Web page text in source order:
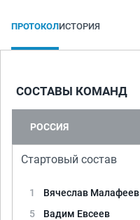
ПРОТОКОЛИСТОРИЯ
СОСТАВЫ КОМАНД
РОССИЯ
Стартовый состав
1 Вячеслав Малафеев
5
Вадим Евсеев